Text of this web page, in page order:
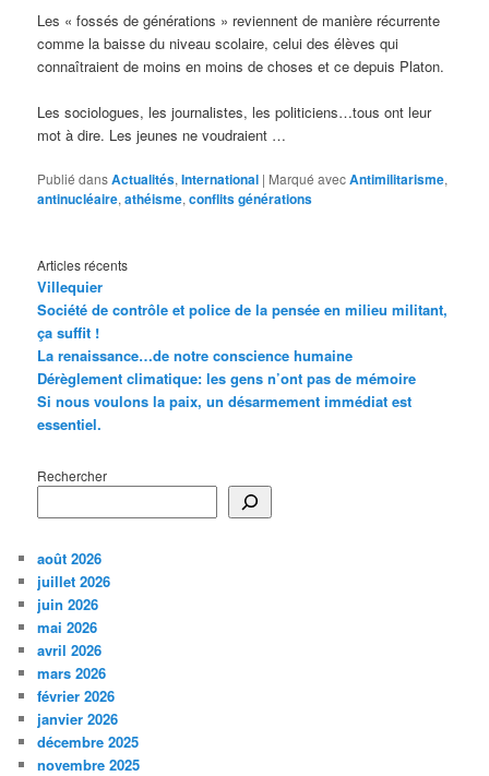
Les « fossés de générations » reviennent de manière récurrente
comme la baisse du niveau scolaire, celui des élèves qui
connaîtraient de moins en moins de choses et ce depuis Platon.
Les sociologues, les journalistes, les politiciens…tous ont leur
mot à dire. Les jeunes ne voudraient …
Publié dansActualités,International | Marqué avecAntimilitarisme,
antinucléaire,athéisme,conflits générations
Articles récents
Villequier
Société de contrôle et police de la pensée en milieu militant,
ça suffit !
La renaissance…de notre conscience humaine
Dérèglement climatique: les gens n’ont pas de mémoire
Si nous voulons la paix, un désarmement immédiat est
essentiel.
Rechercher
août 2026
juillet 2026
juin 2026
mai 2026
avril 2026
mars 2026
février 2026
janvier 2026
décembre 2025
novembre 2025